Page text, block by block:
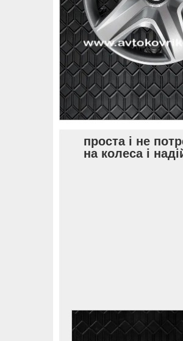
проста і не
на колеса і